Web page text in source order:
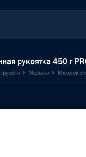
рукоятка 450 г
Молотки Молоток